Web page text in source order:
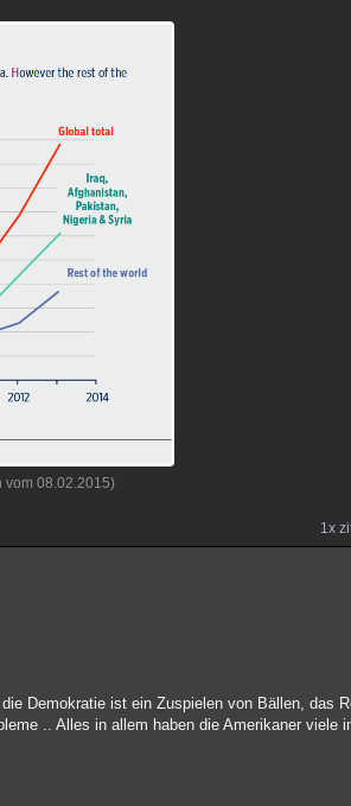
vom 08.02.2015)
1x
Demokratie ist ein Zuspielen von Bällen, das
.. Alles in allem haben die Amerikaner viele